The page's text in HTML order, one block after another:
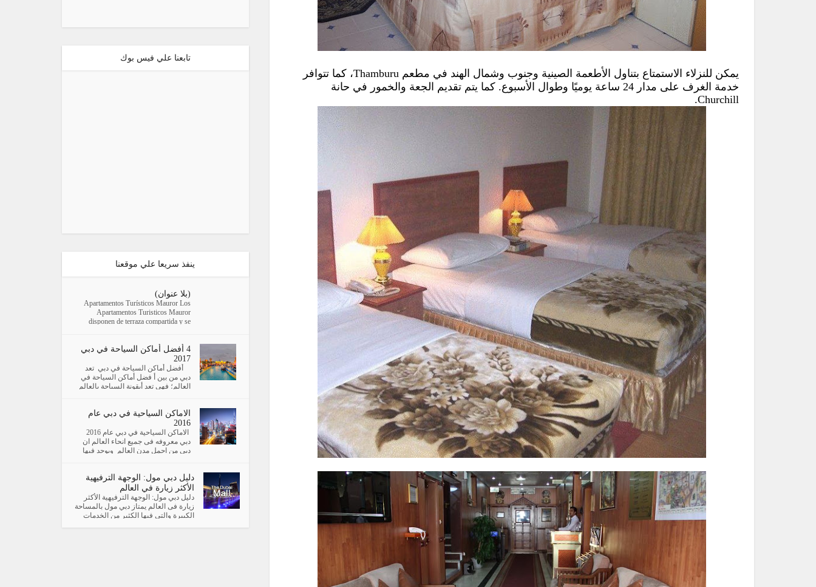
يمكن للنزلاء الاستمتاع بتناول الأطعمة الصينية وجنوب وشمال الهند في مطعم Thamburu، كما تتوافر
خدمة الغرف على مدار 24 ساعة يوميًا وطوال الأسبوع. كما يتم تقديم الجعة والخمور في حانة
Churchill.
تابعنا علي فيس بوك
ينفذ سريعا علي موقعنا
(بلا عنوان)
Apartamentos Turísticos Mauror Los
Apartamentos Turisticos Mauror
disponen de terraza compartida y se
4 أفضل أماكن السياحة في دبي
2017
أفضل أماكن السياحة في دبي تعد
دبي من بين أ فضل أماكن السياحة في
العالم؛ فهي تعد أيقونة السياحة بالعالم
الاماكن السياحية في دبي عام
2016
الاماكن السياحية في دبي عام 2016
دبي معروفه فى جميع انحاء العالم ان
دبي من اجمل مدن العالم ويوجد فيها
دليل دبي مول: الوجهة الترفيهية
الأكثر زيارة في العالم
دليل دبي مول: الوجهة الترفيهية الأكثر
زيارة فى العالم يمتاز دبي مول بالمساحة
الكبيرة والتى فيها الكثير من الخدمات